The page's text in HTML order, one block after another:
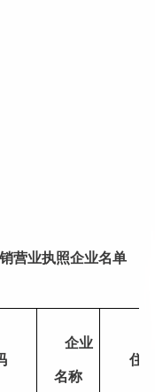
营业执照企业名单
企业
名称
住